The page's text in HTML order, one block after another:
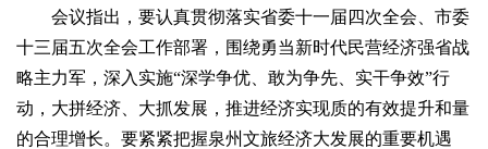
会议指出，要认真贯彻落实省委十一届四次全会、市委
十三届五次全会工作部署，围绕勇当新时代民营经济强省战
略主力军，深入实施“深学争优、敢为争先、实干争效”行
动，大拼经济、大抓发展，推进经济实现质的有效提升和量
的合理增长。要紧紧把握泉州文旅经济大发展的重要机遇